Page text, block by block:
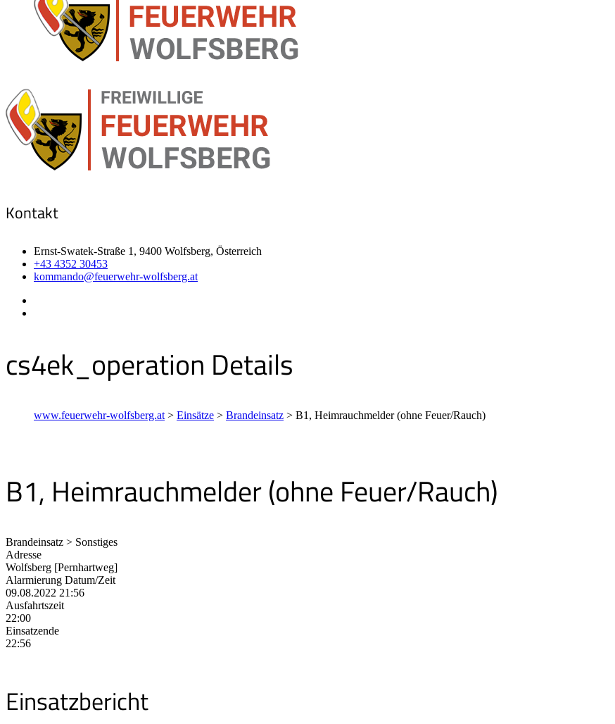
Kontakt
Ernst-Swatek-Straße 1, 9400 Wolfsberg, Österreich
+43 4352 30453
kommando@feuerwehr-wolfsberg.at
cs4ek_operation Details
www.feuerwehr-wolfsberg.at > Einsätze > Brandeinsatz > B1, Heimrauchmelder (ohne Feuer/Rauch)
B1, Heimrauchmelder (ohne Feuer/Rauch)
Brandeinsatz > Sonstiges
Adresse
Wolfsberg [Pernhartweg]
Alarmierung Datum/Zeit
09.08.2022 21:56
Ausfahrtszeit
22:00
Einsatzende
22:56
Einsatzbericht